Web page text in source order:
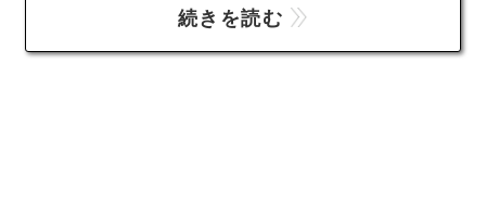
続きを読む